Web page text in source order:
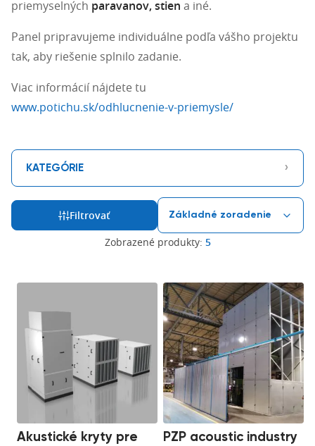
priemyselných paravanov, stien a iné.
Panel pripravujeme individuálne podľa vášho projektu
tak, aby riešenie splnilo zadanie.
Viac informácií nájdete tu
www.potichu.sk/odhlucnenie-v-priemysle/
KATEGÓRIE ›
Filtrovať
Zobrazené produkty: 5
Akustické kryty pre
PZP acoustic industry